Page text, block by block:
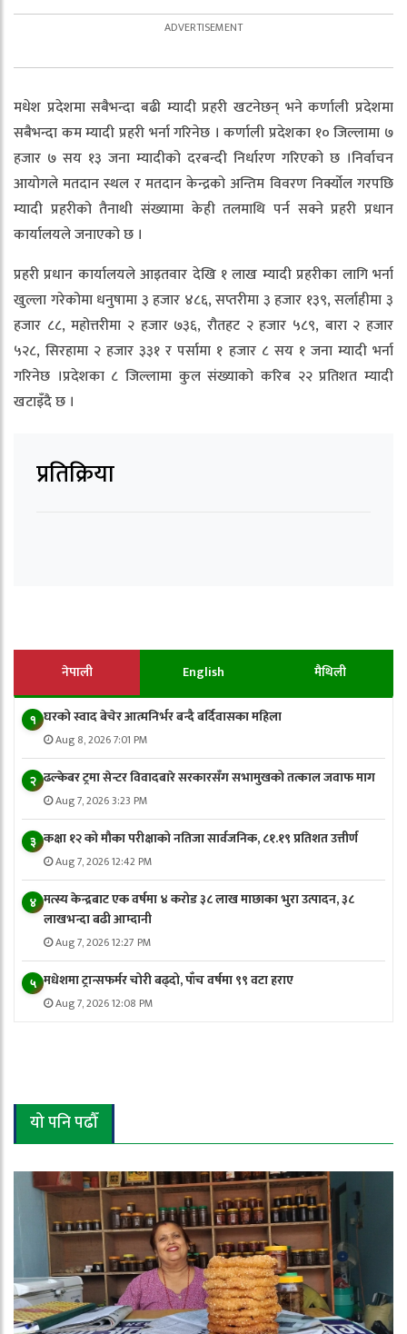
मधेश प्रदेशमा सबैभन्दा बढी म्यादी प्रहरी खटनेछन् भने कर्णाली प्रदेशमा
सबैभन्दा कम म्यादी प्रहरी भर्ना गरिनेछ । कर्णाली प्रदेशका १० जिल्लामा ७
हजार ७ सय १३ जना म्यादीको दरबन्दी निर्धारण गरिएको छ ।निर्वाचन
आयोगले मतदान स्थल र मतदान केन्द्रको अन्तिम विवरण निर्क्योल गरपछि
म्यादी प्रहरीको तैनाथी संख्यामा केही तलमाथि पर्न सक्ने प्रहरी प्रधान
कार्यालयले जनाएको छ ।
प्रहरी प्रधान कार्यालयले आइतवार देखि १ लाख म्यादी प्रहरीका लागि भर्ना
खुल्ला गरेकोमा धनुषामा ३ हजार ४८६, सप्तरीमा ३ हजार १३९, सर्लाहीमा ३
हजार ८८, महोत्तरीमा २ हजार ७३६, रौतहट २ हजार ५८९, बारा २ हजार
५२८, सिरहामा २ हजार ३३१ र पर्सामा १ हजार ८ सय १ जना म्यादी भर्ना
गरिनेछ ।प्रदेशका ८ जिल्लामा कुल संख्याको करिब २२ प्रतिशत म्यादी
खटाइँदै छ ।
प्रतिक्रिया
नेपाली English मैथिली
१ घरको स्वाद बेचेर आत्मनिर्भर बन्दै बर्दिवासका महिला
Aug 8, 2026 7:01 PM
२ ढल्केबर ट्रमा सेन्टर विवादबारे सरकारसँग सभामुखको तत्काल जवाफ माग
Aug 7, 2026 3:23 PM
३ कक्षा १२ को मौका परीक्षाको नतिजा सार्वजनिक, ८१.१९ प्रतिशत उत्तीर्ण
Aug 7, 2026 12:42 PM
४ मत्स्य केन्द्रबाट एक वर्षमा ४ करोड ३८ लाख माछाका भुरा उत्पादन, ३८
लाखभन्दा बढी आम्दानी
Aug 7, 2026 12:27 PM
५ मधेशमा ट्रान्सफर्मर चोरी बढ्दो, पाँच वर्षमा ९९ वटा हराए
Aug 7, 2026 12:08 PM
यो पनि पढौँ